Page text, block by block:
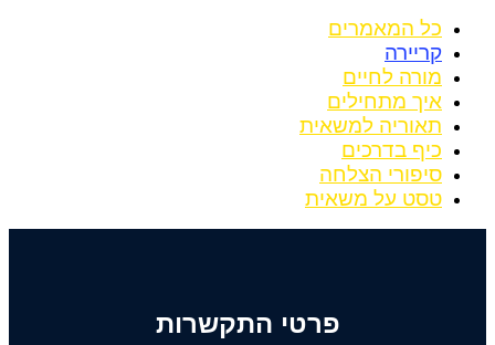
כל המאמרים
קריירה
מורה לחיים
איך מתחילים
תאוריה למשאית
כיף בדרכים
סיפורי הצלחה
טסט על משאית
פרטי התקשרות